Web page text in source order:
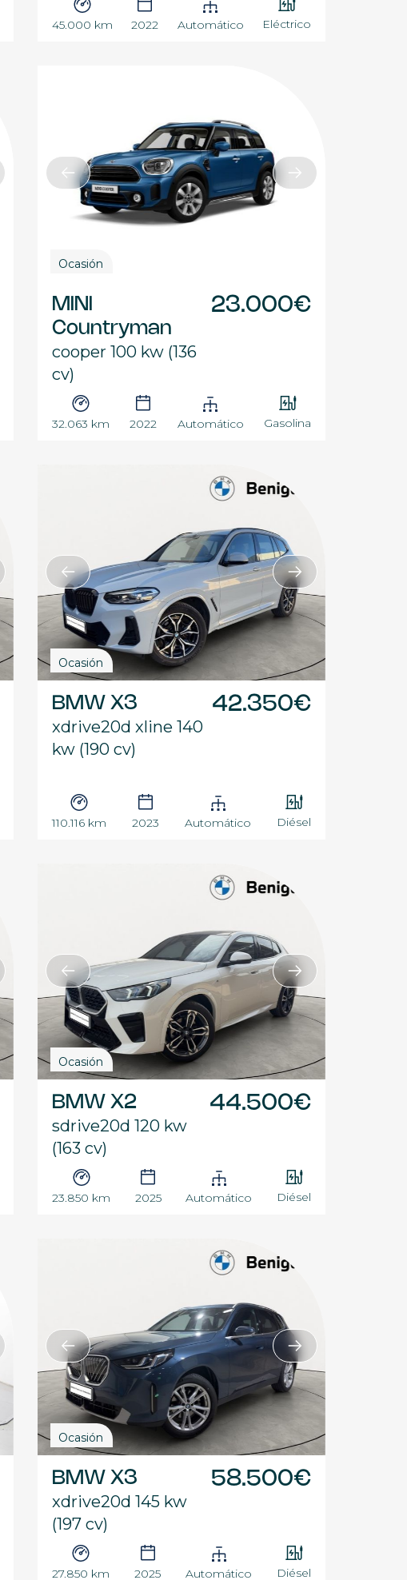
45.000 km 2022 Automático Eléctrico
Ocasión
MINI
Countryman
cooper 100 kw (136
cv)
23.000€
32.063 km 2022 Automático Gasolina
Ocasión
BMW X3
xdrive20d xline 140
kw (190 cv)
42.350€
110.116 km 2023 Automático Diésel
Ocasión
BMW X2
sdrive20d 120 kw
(163 cv)
44.500€
23.850 km 2025 Automático Diésel
Ocasión
BMW X3
xdrive20d 145 kw
(197 cv)
58.500€
27.850 km 2025 Automático Diésel